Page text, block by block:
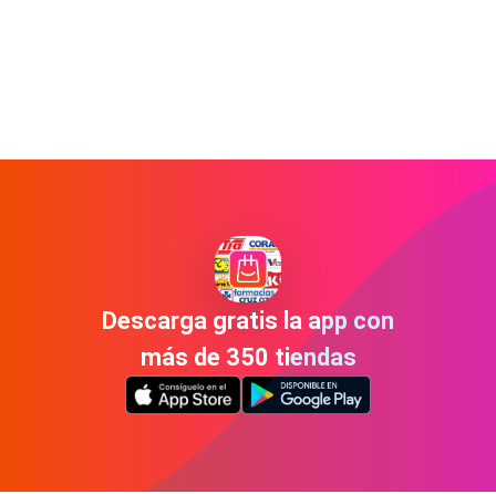
Descarga gratis la app con
más de 350 tiendas